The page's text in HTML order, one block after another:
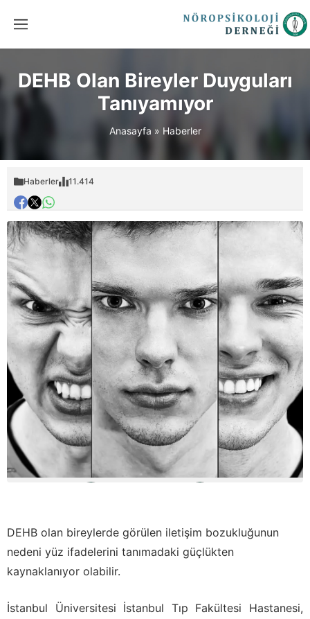
DEHB Olan Bireyler Duyguları
Tanıyamıyor
Anasayfa » Haberler
Haberler 11.414
DEHB olan bireylerde görülen iletişim bozukluğunun
nedeni yüz ifadelerini tanımadaki güçlükten
kaynaklanıyor olabilir.
İstanbul Üniversitesi İstanbul Tıp Fakültesi Hastanesi,